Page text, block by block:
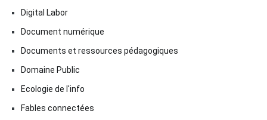
Digital Labor
Document numérique
Documents et ressources pédagogiques
Domaine Public
Ecologie de l'info
Fables connectées